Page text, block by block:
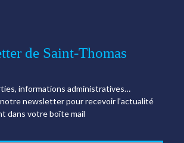
de Saint-Thomas
informations administratives…
newsletter pour recevoir l’actualité
dans votre boîte mail